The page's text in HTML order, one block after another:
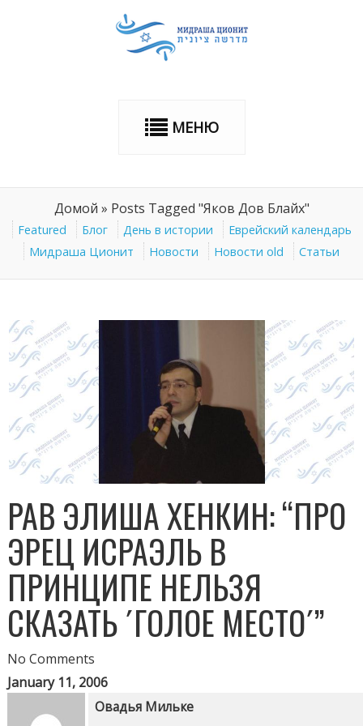
МЕНЮ
Домой » Posts Tagged "Яков Дов Блайх"
Featured Блог День в истории
Еврейский календарь
Мидраша Ционит
Новости Новости old Статьи
РАВ ЭЛИША ХЕНКИН: “ПРО
ЭРЕЦ ИСРАЭЛЬ В
ПРИНЦИПЕ НЕЛЬЗЯ
СКАЗАТЬ ´ГОЛОЕ МЕСТО´”
No Comments
January 11, 2006
Овадья Мильке